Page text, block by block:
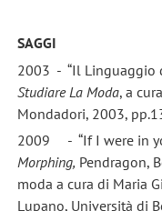
SAGGI
2003 - “Il Linguaggio
Studiare La Moda, a
Mondadori, 2003,
2009 - “If I were in
Morphing, Pendragon,
moda a cura di Maria
Lupano, Università di